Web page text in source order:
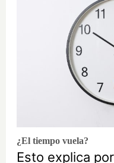
¿El tiempo vuela?
Esto explica